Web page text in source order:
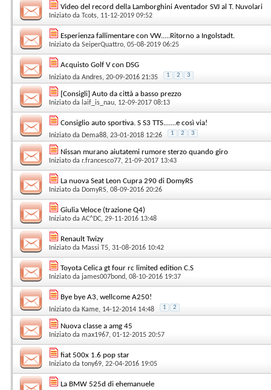
Video del record della Lamborghini Aventador SVJ al T. Nuvolari
Iniziato da Tcots, 11-12-2019 09:52
Esperienza fallimentare con VW.....Ritorno a Ingolstadt.
Iniziato da SeiperQuattro, 05-08-2019 06:25
Acquisto Golf V con DSG
Iniziato da Andres, 20-09-2016 21:35 1 2 3
[Consigli] Auto da città a basso prezzo
Iniziato da laif_is_nau, 12-09-2017 08:13
Consiglio auto sportiva. S S3 TTS.......e così via!
Iniziato da Dema88, 23-01-2018 12:26 1 2 3
Nissan murano aiutatemi rumore sterzo quando giro
Iniziato da r.francesco77, 21-09-2017 13:43
La nuova Seat Leon Cupra 290 di DomyRS
Iniziato da DomyRS, 08-09-2016 20:26
Giulia Veloce (trazione Q4)
Iniziato da AC^DC, 29-11-2016 13:48
Renault Twizy
Iniziato da Massi T5, 31-08-2016 10:42
Toyota Celica gt four rc limited edition C.S
Iniziato da james007bond, 08-10-2016 19:37
Bye bye A3, wellcome A250!
Iniziato da Kame, 14-12-2014 14:48 1 2
Nuova classe a amg 45
Iniziato da max1967, 01-12-2015 20:57
fiat 500x 1.6 pop star
Iniziato da tony69, 22-04-2016 19:05
La BMW 525d di ehemanuele